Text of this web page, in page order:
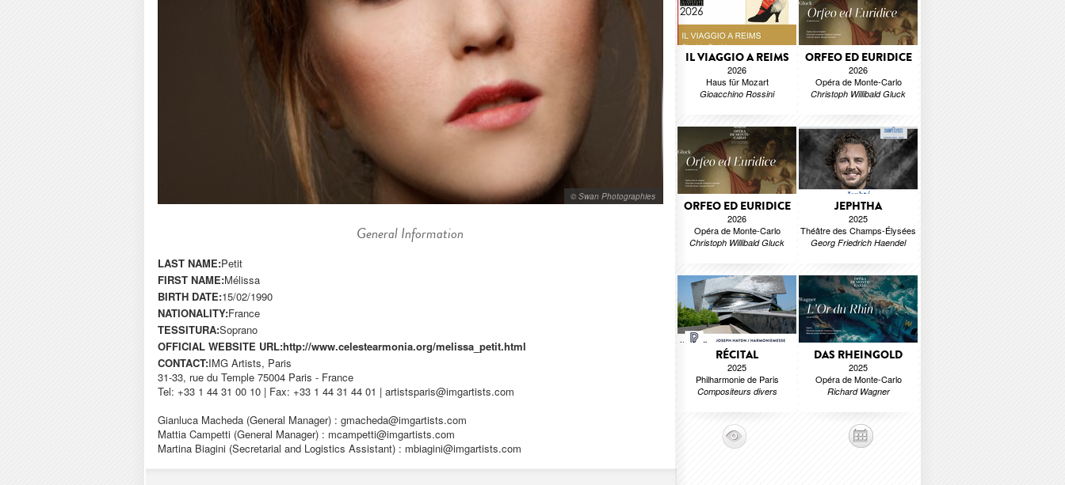
© Swan Photographies
General Information
LAST NAME:Petit
FIRST NAME:Mélissa
BIRTH DATE:15/02/1990
NATIONALITY:France
TESSITURA:Soprano
OFFICIAL WEBSITE URL:http://www.celestearmonia.org/melissa_petit.html
CONTACT:IMG Artists, Paris
31-33, rue du Temple 75004 Paris - France
Tel: +33 1 44 31 00 10 | Fax: +33 1 44 31 44 01 | artistsparis@imgartists.com
Gianluca Macheda (General Manager) : gmacheda@imgartists.com
Mattia Campetti (General Manager) : mcampetti@imgartists.com
Martina Biagini (Secretarial and Logistics Assistant) : mbiagini@imgartists.com
IL VIAGGIO A REIMS
2026
Haus für Mozart
Gioacchino Rossini
ORFEO ED EURIDICE
2026
Opéra de Monte-Carlo
Christoph Willibald Gluck
ORFEO ED EURIDICE
2026
Opéra de Monte-Carlo
Christoph Willibald Gluck
JEPHTHA
2025
Théâtre des Champs-Élysées
Georg Friedrich Haendel
RÉCITAL
2025
Philharmonie de Paris
Compositeurs divers
DAS RHEINGOLD
2025
Opéra de Monte-Carlo
Richard Wagner